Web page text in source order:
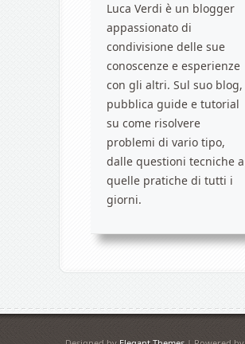
Luca Verdi è un blogger
appassionato di
condivisione delle sue
conoscenze e esperienze
con gli altri. Sul suo blog,
pubblica guide e tutorial
su come risolvere
problemi di vario tipo,
dalle questioni tecniche a
quelle pratiche di tutti i
giorni.